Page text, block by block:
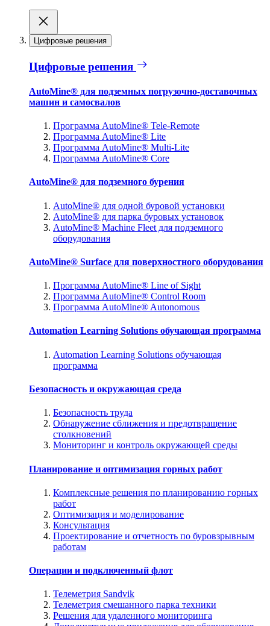
Цифровые решения
Цифровые решения
AutoMine® для подземных погрузочно-доставочных
машин и самосвалов
Программа AutoMine® Tele-Remote
Программа AutoMine® Lite
Программа AutoMine® Multi-Lite
Программа AutoMine® Core
AutoMine® для подземного бурения
AutoMine® для одной буровой установки
AutoMine® для парка буровых установок
AutoMine® Machine Fleet для подземного
оборудования
AutoMine® Surface для поверхностного оборудования
Программа AutoMine® Line of Sight
Программа AutoMine® Control Room
Программа AutoMine® Autonomous
Automation Learning Solutions обучающая программа
Automation Learning Solutions обучающая
программа
Безопасность и окружающая среда
Безопасность труда
Обнаружение сближения и предотвращение
столкновений
Мониторинг и контроль окружающей среды
Планирование и оптимизация горных работ
Комплексные решения по планированию горных
работ
Оптимизация и моделирование
Консультация
Проектирование и отчетность по буровзрывным
работам
Операции и подключенный флот
Телеметрия Sandvik
Телеметрия смешанного парка техники
Решения для удаленного мониторинга